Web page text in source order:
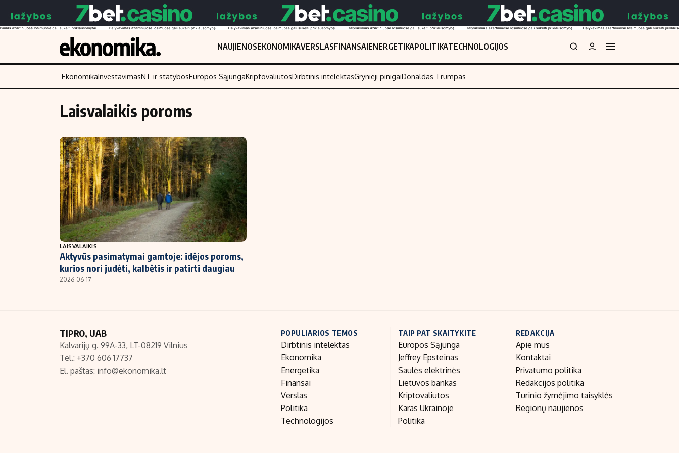
NAUJIENOSEKONOMIKAVERSLASFINANSAIENERGETIKAPOLITIKATECHNOLOGIJOS
Turinys
Naujienos
Aplinka
Verslas
Energetika
Ekonomika
Politika
NT ir statybos
Skaitykite
Finansai
Įmonės
Žemės ūkis
Technologijos
Laisvalaikis
EkonomikaInvestavimasNT ir statybosEuropos SąjungaKriptovaliutosDirbtinis intelektasGrynieji pinigaiDonaldas Trumpas
Laisvalaikis poroms
LAISVALAIKIS
Aktyvūs pasimatymai gamtoje: idėjos poroms,
kurios nori judėti, kalbėtis ir patirti daugiau
2026-06-17
TIPRO, UAB
Kalvarijų g. 99A-33, LT-08219 Vilnius
Tel.: +370 606 17737
El. paštas: info@ekonomika.lt
POPULIARIOS TEMOS
Dirbtinis intelektas
Ekonomika
Energetika
Finansai
Verslas
Politika
Technologijos
TAIP PAT SKAITYKITE
Europos Sąjunga
Jeffrey Epsteinas
Saulės elektrinės
Lietuvos bankas
Kriptovaliutos
Karas Ukrainoje
Politika
REDAKCIJA
Apie mus
Kontaktai
Privatumo politika
Redakcijos politika
Turinio žymėjimo taisyklės
Regionų naujienos